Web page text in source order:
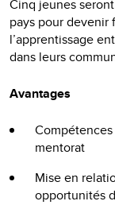
Cinq jeunes
pays pour devenir
l’apprentissage
dans leurs
Avantages
mentorat
Mise en
opportunités